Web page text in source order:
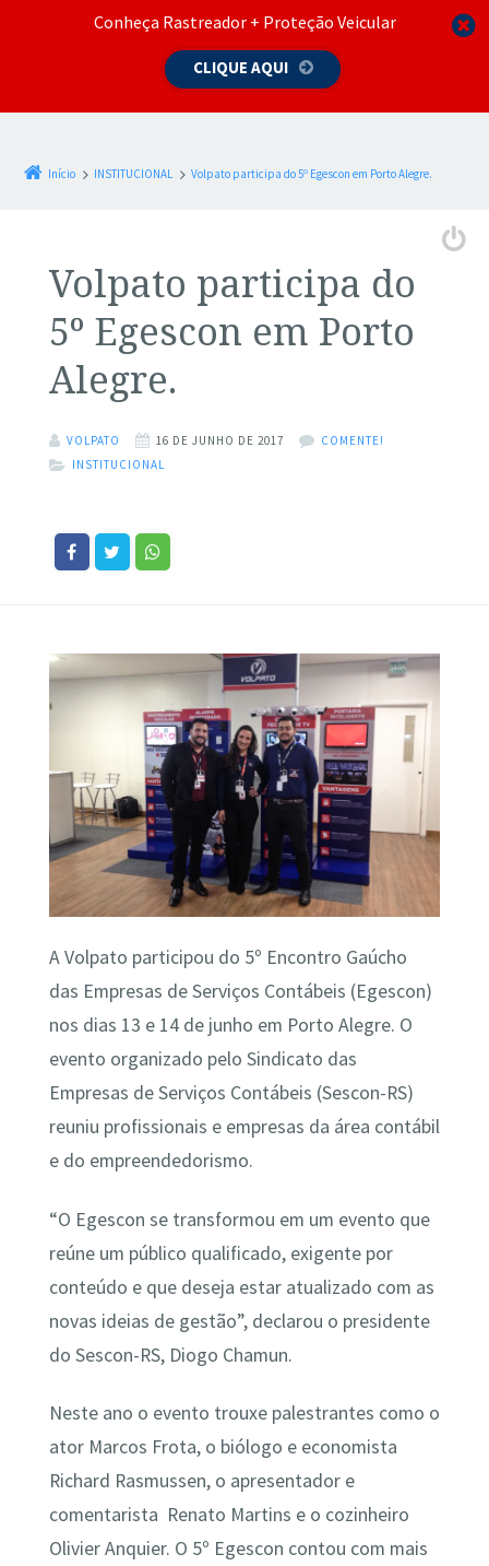
Conheça Rastreador + Proteção Veicular
CLIQUE AQUI
Início INSTITUCIONAL Volpato participa do 5º Egescon em Porto Alegre.
Volpato participa do
5º Egescon em Porto
Alegre.
VOLPATO 16 DE JUNHO DE 2017
COMENTE!
INSTITUCIONAL
A Volpato participou do 5º Encontro Gaúcho
das Empresas de Serviços Contábeis (Egescon)
nos dias 13 e 14 de junho em Porto Alegre. O
evento organizado pelo Sindicato das
Empresas de Serviços Contábeis (Sescon-RS)
reuniu profissionais e empresas da área contábil
e do empreendedorismo.
“O Egescon se transformou em um evento que
reúne um público qualificado, exigente por
conteúdo e que deseja estar atualizado com as
novas ideias de gestão”, declarou o presidente
do Sescon-RS, Diogo Chamun.
Neste ano o evento trouxe palestrantes como o
ator Marcos Frota, o biólogo e economista
Richard Rasmussen, o apresentador e
comentarista Renato Martins e o cozinheiro
Olivier Anquier. O 5º Egescon contou com mais